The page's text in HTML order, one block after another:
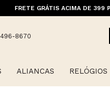
FRETE GRÁTIS ACIMA DE 399
8670
ALIANCAS RELÓGIOS